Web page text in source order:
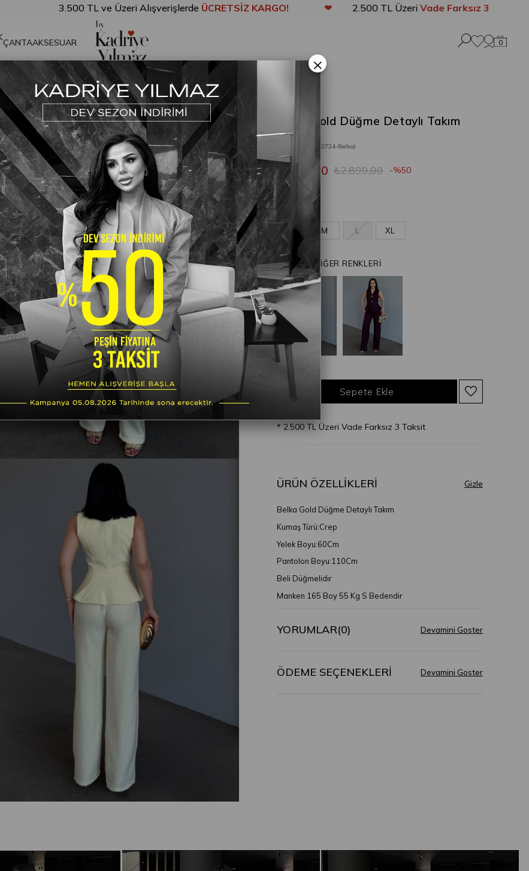
3.500 TL ve Üzeri AlışverişlerdeÜCRETSİZ KARGO! ❤ 2.500 TL ÜzeriVade Farksız 3 Taksit
ÇANTAAKSESUAR 0
Takım Sarı
Belka Gold Düğme Detaylı Takım
Sarı
(202724-Belka)
₺2.899,00
₺1.449,50 50
S M L XL
ÜRÜNÜN DİĞER RENKLERİ
* 2.500 TL Üzeri Vade Farksız 3 Taksit
ÜRÜN ÖZELLIKLERI
Belka Gold Düğme Detaylı Takım
Kumaş Türü:Crep
Yelek Boyu:60Cm
Pantolon Boyu:110Cm
Beli Düğmelidir
Manken 165 Boy 55 Kg S Bedendir
YORUMLAR(0)
ÖDEME SEÇENEKLERI
×